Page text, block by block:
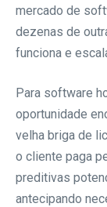
mercado de
dezenas de
funciona e
Para software
oportunidade
velha briga de
o cliente paga
preditivas
antecipando